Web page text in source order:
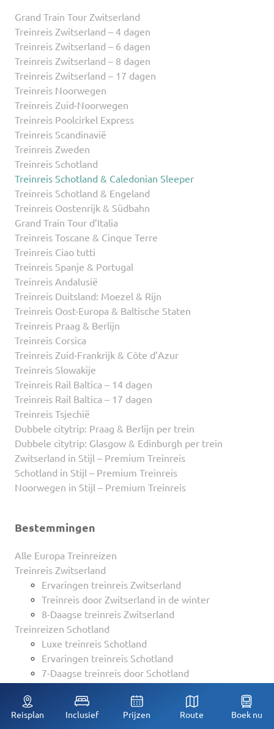
Reisplan Inclusief Prijzen Route Boek nu
Grand Train Tour Zwitserland
Treinreis Zwitserland – 4 dagen
Treinreis Zwitserland – 6 dagen
Treinreis Zwitserland – 8 dagen
Treinreis Zwitserland – 17 dagen
Treinreis Noorwegen
Treinreis Zuid-Noorwegen
Treinreis Poolcirkel Express
Treinreis Scandinavië
Treinreis Zweden
Treinreis Schotland
Treinreis Schotland & Caledonian Sleeper
Treinreis Schotland & Engeland
Treinreis Oostenrijk & Südbahn
Grand Train Tour d’Italia
Treinreis Toscane & Cinque Terre
Treinreis Ciao tutti
Treinreis Spanje & Portugal
Treinreis Andalusië
Treinreis Duitsland: Moezel & Rijn
Treinreis Oost-Europa & Baltische Staten
Treinreis Praag & Berlijn
Treinreis Corsica
Treinreis Zuid-Frankrijk & Côte d’Azur
Treinreis Slowakije
Treinreis Rail Baltica – 14 dagen
Treinreis Rail Baltica – 17 dagen
Treinreis Tsjechië
Dubbele citytrip: Praag & Berlijn per trein
Dubbele citytrip: Glasgow & Edinburgh per trein
Zwitserland in Stijl – Premium Treinreis
Schotland in Stijl – Premium Treinreis
Noorwegen in Stijl – Premium Treinreis
Bestemmingen
Alle Europa Treinreizen
Treinreis Zwitserland
Ervaringen treinreis Zwitserland
Treinreis door Zwitserland in de winter
8-Daagse treinreis Zwitserland
Treinreizen Schotland
Luxe treinreis Schotland
Ervaringen treinreis Schotland
7-Daagse treinreis door Schotland
10 Daagse treinreis door Schotland
Treinreizen Scandinavië